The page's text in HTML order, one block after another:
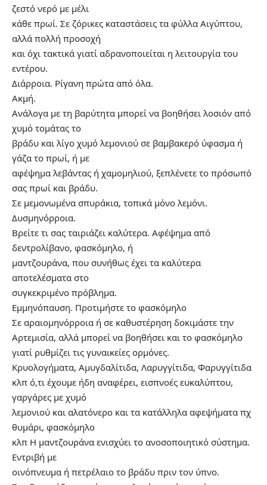
ζεστό νερό με μέλι
κάθε πρωί. Σε ζόρικες καταστάσεις τα φύλλα Αιγύπτου,
αλλά πολλή προσοχή
και όχι τακτικά γιατί αδρανοποιείται η λειτουργία του
εντέρου.
Διάρροια. Ρίγανη πρώτα από όλα.
Ακμή.
Ανάλογα με τη βαρύτητα μπορεί να βοηθήσει λοσιόν από
χυμό τομάτας το
βράδυ και λίγο χυμό λεμονιού σε βαμβακερό ύφασμα ή
γάζα το πρωί, ή με
αφέψημα λεβάντας ή χαμομηλιού, ξεπλένετε το πρόσωπό
σας πρωί και βράδυ.
Σε μεμονωμένα σπυράκια, τοπικά μόνο λεμόνι.
Δυσμηνόρροια.
Βρείτε τι σας ταιριάζει καλύτερα. Αφέψημα από
δεντρολίβανο, φασκόμηλο, ή
μαντζουράνα, που συνήθως έχει τα καλύτερα
αποτελέσματα στο
συγκεκριμένο πρόβλημα.
Εμμηνόπαυση. Προτιμήστε το φασκόμηλο
Σε αραιομηνόρροια ή σε καθυστέρηση δοκιμάστε την
Αρτεμισία, αλλά μπορεί να βοηθήσει και το φασκόμηλο
γιατί ρυθμίζει τις γυναικείες ορμόνες.
Κρυολογήματα, Αμυγδαλίτιδα, Λαρυγγίτιδα, Φαρυγγίτιδα
κλπ ό,τι έχουμε ήδη αναφέρει, εισπνοές ευκαλύπτου,
γαργάρες με χυμό
λεμονιού και αλατόνερο και τα κατάλληλα αφεψήματα πχ
θυμάρι, φασκόμηλο
κλπ Η μαντζουράνα ενισχύει το ανοσοποιητικό σύστημα.
Εντριβή με
οινόπνευμα ή πετρέλαιο το βράδυ πριν τον ύπνο.